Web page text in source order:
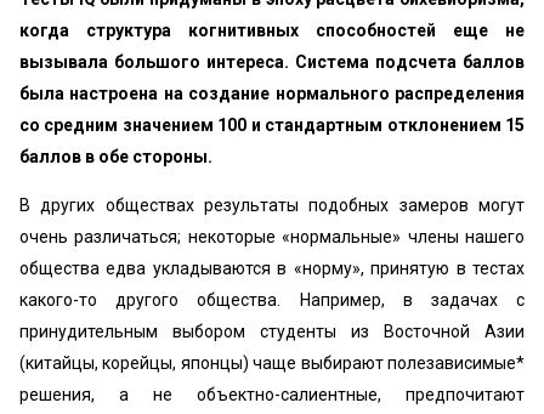
когда структура когнитивных способностей еще не
вызывала большого интереса. Система подсчета баллов
была настроена на создание нормального распределения
со средним значением 100 и стандартным отклонением 15
баллов в обе стороны.
В других обществах результаты подобных замеров могут
очень различаться; некоторые «нормальные» члены нашего
общества едва укладываются в «норму», принятую в тестах
какого-то другого общества. Например, в задачах с
принудительным выбором студенты из Восточной Азии
(китайцы, корейцы, японцы) чаще выбирают полезависимые*
решения, а не объектно-салиентные, предпочитают